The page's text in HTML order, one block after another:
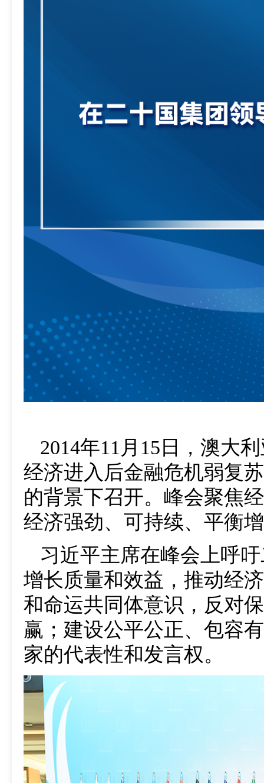
2014年11月15日，澳大
经济进入后金融危机弱复
的背景下召开。峰会聚焦
经济强劲、可持续、平衡
习近平主席在峰会上呼
增长质量和效益，推动经
和命运共同体意识，反对
赢；建设公平公正、包容
家的代表性和发言权。